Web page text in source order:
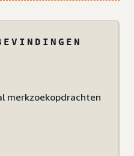
merkzoekopdrachten